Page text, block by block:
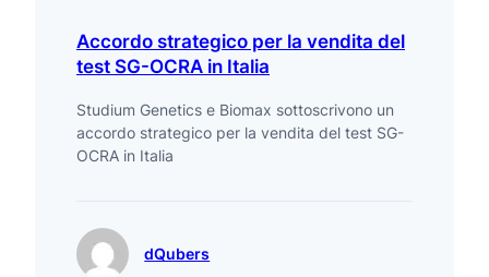
Accordo strategico per la vendita del
test SG-OCRA in Italia
Studium Genetics e Biomax sottoscrivono un
accordo strategico per la vendita del test SG-
OCRA in Italia
dQubers